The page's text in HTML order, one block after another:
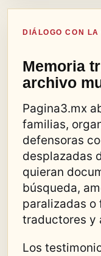
DIÁLOGO CON
Memoria
archivo
Pagina3.mx
familias,
defensoras
desplazadas
quieran
búsqueda,
paralizadas o
traductores y
Los